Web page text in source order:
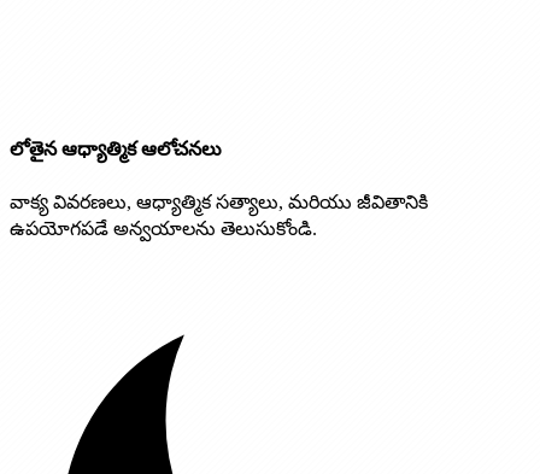
లోతైన ఆధ్యాత్మిక ఆలోచనలు
వాక్య వివరణలు, ఆధ్యాత్మిక సత్యాలు, మరియు జీవితానికి
ఉపయోగపడే అన్వయాలను తెలుసుకోండి.